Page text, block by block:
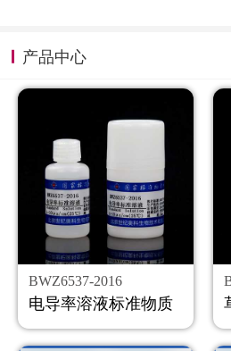
产品中心
BWZ6537-2016
电导率溶液标准物质
新闻资讯
公司主页
购物车
会员中心
联系我们
返回主页